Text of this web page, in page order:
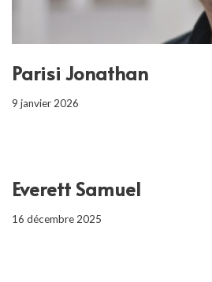
Parisi Jonathan
9 janvier 2026
Everett Samuel
16 décembre 2025